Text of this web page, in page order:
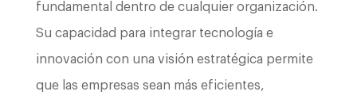
fundamental dentro de cualquier organización.
Su capacidad para integrar tecnología e
innovación con una visión estratégica permite
que las empresas sean más eficientes,